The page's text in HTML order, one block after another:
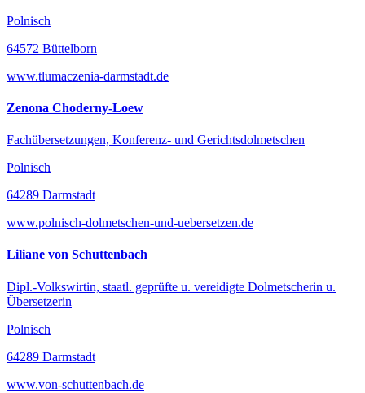
Polnisch
64572 Büttelborn
www.tlumaczenia-darmstadt.de
Zenona Choderny-Loew
Fachübersetzungen, Konferenz- und Gerichtsdolmetschen
Polnisch
64289 Darmstadt
www.polnisch-dolmetschen-und-uebersetzen.de
Liliane von Schuttenbach
Dipl.-Volkswirtin, staatl. geprüfte u. vereidigte Dolmetscherin u.
Übersetzerin
Polnisch
64289 Darmstadt
www.von-schuttenbach.de